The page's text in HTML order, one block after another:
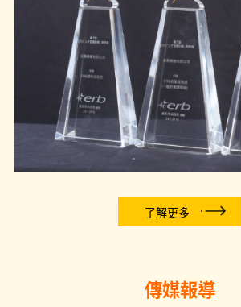
了解更多
傳媒報導